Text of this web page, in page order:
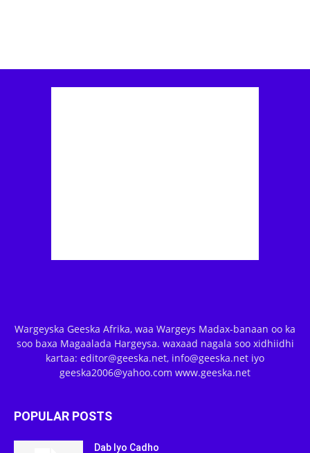
Wargeyska Geeska Afrika, waa Wargeys Madax-banaan oo ka
soo baxa Magaalada Hargeysa. waxaad nagala soo xidhiidhi
kartaa: editor@geeska.net, info@geeska.net iyo
geeska2006@yahoo.com www.geeska.net
POPULAR POSTS
Dab Iyo Cadho